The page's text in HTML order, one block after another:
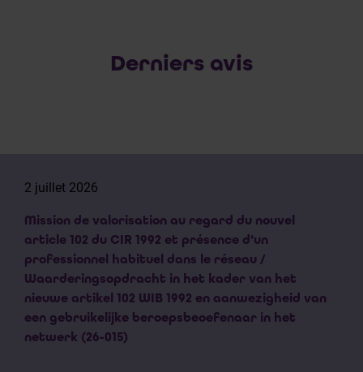
Derniers avis
2 juillet 2026
Mission de valorisation au regard du nouvel
article 102 du CIR 1992 et présence d’un
professionnel habituel dans le réseau /
Waarderingsopdracht in het kader van het
nieuwe artikel 102 WIB 1992 en aanwezigheid van
een gebruikelijke beroepsbeoefenaar in het
netwerk (26-015)